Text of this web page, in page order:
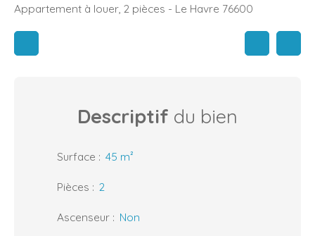
Appartement à louer, 2 pièces - Le Havre 76600
Descriptif du bien
Surface : 45 m²
Pièces : 2
Ascenseur : Non